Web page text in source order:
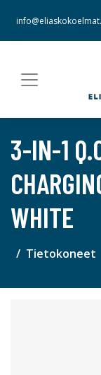
3-IN-1
WHITE
Tietokoneet